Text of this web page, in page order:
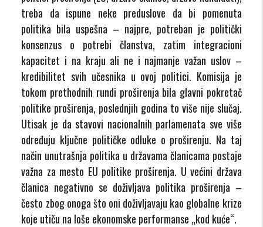
treba da ispune neke preduslove da bi pomenuta
politika bila uspešna – najpre, potreban je politički
konsenzus o potrebi članstva, zatim integracioni
kapacitet i na kraju ali ne i najmanje važan uslov –
kredibilitet svih učesnika u ovoj politici. Komisija je
tokom prethodnih rundi proširenja bila glavni pokretač
politike proširenja, poslednjih godina to više nije slučaj.
Utisak je da stavovi nacionalnih parlamenata sve više
određuju ključne političke odluke o proširenju. Na taj
način unutrašnja politika u državama članicama postaje
važna za mesto EU politike proširenja. U većini država
članica negativno se doživljava politika proširenja –
često zbog onoga što oni doživljavaju kao globalne krize
koje utiču na loše ekonomske performanse „kod kuće“.